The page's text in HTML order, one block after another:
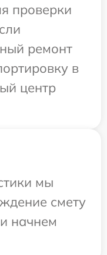
проверки
ремонт
в
центр
мы
смету
начнем